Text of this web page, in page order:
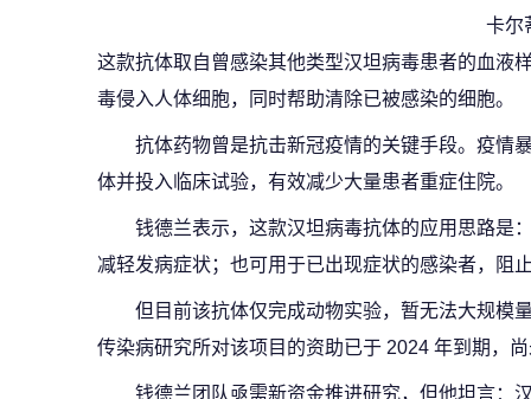
卡尔
这款抗体取自曾感染其他类型汉坦病毒患者的血液
毒侵入人体细胞，同时帮助清除已被感染的细胞。
抗体药物曾是抗击新冠疫情的关键手段。疫情
体并投入临床试验，有效减少大量患者重症住院。
钱德兰表示，这款汉坦病毒抗体的应用思路是
减轻发病症状；也可用于已出现症状的感染者，阻
但目前该抗体仅完成动物实验，暂无法大规模
传染病研究所对该项目的资助已于 2024 年到期，
钱德兰团队亟需新资金推进研究，但他坦言：